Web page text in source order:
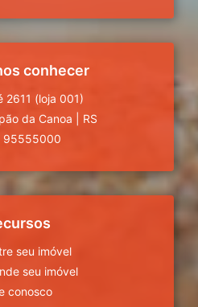
conhecer
2611 (loja 001)
da Canoa
RS
95555000
seu imóvel
seu imóvel
conosco